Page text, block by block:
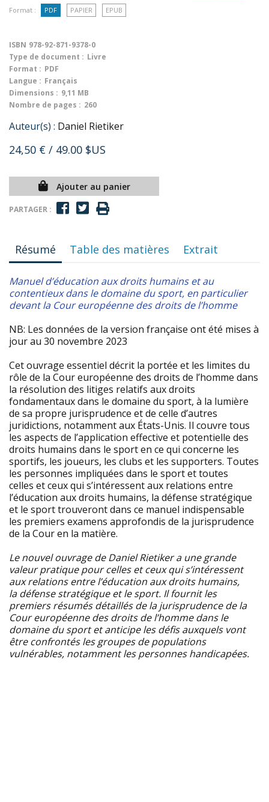
Format : PDF PAPIER EPUB
ISBN 978-92-871-9378-0
Type de document : Livre
Format : PDF
Langue : Français
Dimensions : 9,11 MB
Nombre de pages : 260
Auteur(s) : Daniel Rietiker
24,50 € / 49.00 $US
Ajouter au panier
PARTAGER :
Résumé Table des matières Extrait
Manuel d’éducation aux droits humains et au
contentieux dans le domaine du sport, en particulier
devant la Cour européenne des droits de l’homme
NB: Les données de la version française ont été mises à
jour au 30 novembre 2023
Cet ouvrage essentiel décrit la portée et les limites du
rôle de la Cour européenne des droits de l’homme dans
la résolution des litiges relatifs aux droits
fondamentaux dans le domaine du sport, à la lumière
de sa propre jurisprudence et de celle d’autres
juridictions, notamment aux États-Unis. Il couvre tous
les aspects de l’application effective et potentielle des
droits humains dans le sport en ce qui concerne les
sportifs, les joueurs, les clubs et les supporters. Toutes
les personnes impliquées dans le sport et toutes
celles et ceux qui s’intéressent aux relations entre
l’éducation aux droits humains, la défense stratégique
et le sport trouveront dans ce manuel indispensable
les premiers examens approfondis de la jurisprudence
de la Cour en la matière.
Le nouvel ouvrage de Daniel Rietiker a une grande
valeur pratique pour celles et ceux qui s’intéressent
aux relations entre l’éducation aux droits humains,
la défense stratégique et le sport. Il fournit les
premiers résumés détaillés de la jurisprudence de la
Cour européenne des droits de l’homme dans le
domaine du sport et anticipe les défis auxquels vont
être confrontés les groupes de populations
vulnérables, notamment les personnes handicapées.